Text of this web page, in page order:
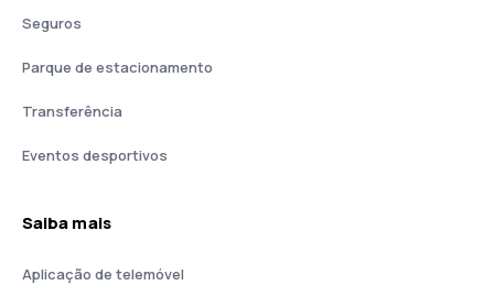
Seguros
Parque de estacionamento
Transferência
Eventos desportivos
Saiba mais
Aplicação de telemóvel